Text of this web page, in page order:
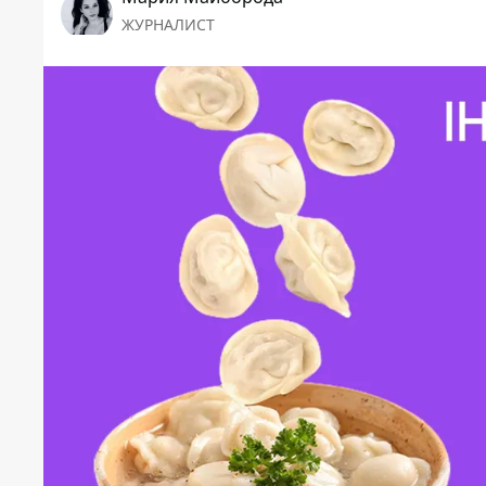
ЖУРНАЛИСТ